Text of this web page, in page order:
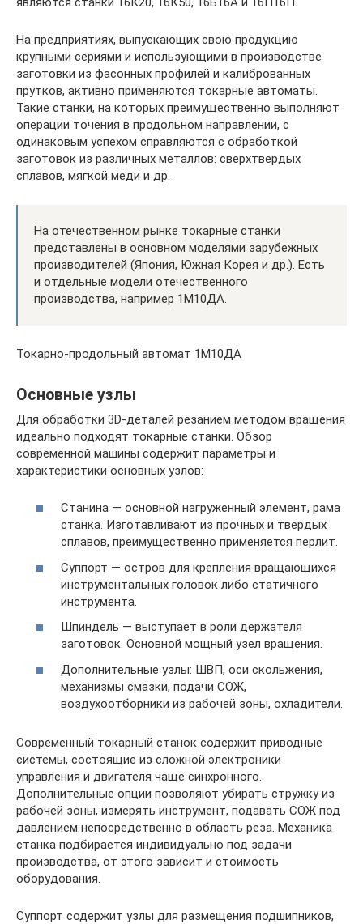
На предприятиях, выпускающих свою продукцию
крупными сериями и использующими в производстве
заготовки из фасонных профилей и калиброванных
прутков, активно применяются токарные автоматы.
Такие станки, на которых преимущественно выполняют
операции точения в продольном направлении, с
одинаковым успехом справляются с обработкой
заготовок из различных металлов: сверхтвердых
сплавов, мягкой меди и др.
На отечественном рынке токарные станки
представлены в основном моделями зарубежных
производителей (Япония, Южная Корея и др.). Есть
и отдельные модели отечественного
производства, например 1М10ДА.
Токарно-продольный автомат 1М10ДА
Основные узлы
Для обработки 3D-деталей резанием методом вращения
идеально подходят токарные станки. Обзор
современной машины содержит параметры и
характеристики основных узлов:
Станина — основной нагруженный элемент, рама
станка. Изготавливают из прочных и твердых
сплавов, преимущественно применяется перлит.
Суппорт — остров для крепления вращающихся
инструментальных головок либо статичного
инструмента.
Шпиндель — выступает в роли держателя
заготовок. Основной мощный узел вращения.
Дополнительные узлы: ШВП, оси скольжения,
механизмы смазки, подачи СОЖ,
воздухоотборники из рабочей зоны, охладители.
Современный токарный станок содержит приводные
системы, состоящие из сложной электроники
управления и двигателя чаще синхронного.
Дополнительные опции позволяют убирать стружку из
рабочей зоны, измерять инструмент, подавать СОЖ под
давлением непосредственно в область реза. Механика
станка подбирается индивидуально под задачи
производства, от этого зависит и стоимость
оборудования.
Суппорт содержит узлы для размещения подшипников,